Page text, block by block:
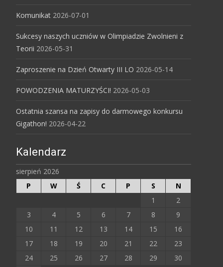
Komunikat 2026-07-01
Sukcesy naszych uczniów w Olimpiadzie Zwolnieni z
Teorii 2026-05-31
Zaproszenie na Dzień Otwarty III LO 2026-05-14
POWODZENIA MATURZYŚCI! 2026-05-03
Ostatnia szansa na zapisy do darmowego konkursu
Gigathon! 2026-04-22
Kalendarz
sierpień 2026
P
W Ś C P S
N
1
2
3
4 5 6 7 8
9
10
11 12 13 14 15
16
17
18 19 20 21 22
23
24
25 26 27 28 29
30